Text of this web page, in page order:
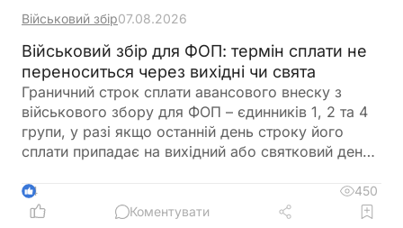
Військовий збір07.08.2026
Військовий збір для ФОП: термін сплати не
переноситься через вихідні чи свята
Граничний строк сплати авансового внеску з
військового збору для ФОП – єдинників 1, 2 та 4
групи, у разі якщо останній день строку його
сплати припадає на вихідний або святковий день,
за вихідним або святковим днем
4
450
Коментувати